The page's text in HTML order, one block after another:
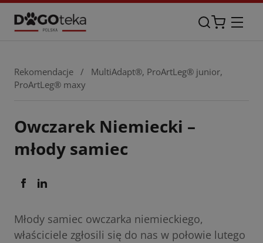
Rekomendacje / MultiAdapt®, ProArtLeg® junior,
ProArtLeg® maxy
Owczarek Niemiecki –
młody samiec
Młody samiec owczarka niemieckiego,
właściciele zgłosili się do nas w połowie lutego